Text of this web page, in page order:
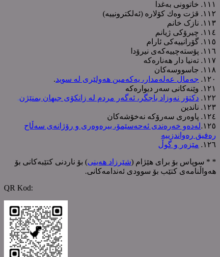
١١١. خاتوونی بەغدا
١١٢. قژت وەك کۆلارە (ئەلکترونییە)
١١٣. نازک خانم
١١٤. چیرۆکی ژیانم
١١٥. گۆرانییەکی ئارام
١١٦. پۆستەچییەکەی نیرۆدا
١١٧. تەنیا دار هەنارەکە
١١٨. جاسووسەکان
١٢٠.
جەمال عەلەمدار، یەکەمین هەولێری لە سوید.
١٢١. وێنەکانی سەر دیوارەکە
١٢٢.
دکتۆر نەوزاد باجگر، ئەگەر مردم لە زانکۆی جیهان بمنێژن.
١٢٣. ناندین
١٢٤. پاوەری سەرۆکە نەخۆشەکان
١٢٥. لەدەو خەرەندی ئەحەسێمۆ، بیرەوەری و رۆژانەی سەڵاح
رەفیق رەواندزییە
١٢٦.
مێزەر و گوڵ
* * سوپاس بۆ برای هێژام (شێرزاد هەینی) بۆ ناردنی کتێبەکانی بۆ
هەواڵنامەی کتێب بۆ سوودی ئەندامەکانی.
‌QR Kod: